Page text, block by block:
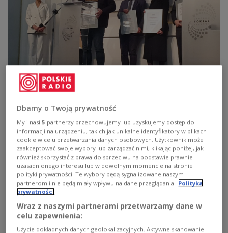
Wojciech Jankowski, podczas odbierania nagrody SDP
Stowarzyszenie Dziennikarzy Polskich ogłosiło,
podczas gali w Domu Dziennikarza w Warszawie,
wyniki 29. konkursu o Nagrody SDP na najlepsze
publikacje prasowe, radiowe, telewizyjne i
internetowe, opublikowane od 1 stycznia 2021 r. do
31 grudnia 2022 r. Tegoroczny Konkurs wyjątkowo
obejmował dwa lata ze względu na pandemię i
wojnę na Ukrainie. Do konkursu nadesłano ponad
300 prac dziennikarskich. Nagrody i wyróżnienia
Dbamy o Twoją prywatność
My i nasi5 partnerzy przechowujemy lub uzyskujemy dostęp do
informacji na urządzeniu, takich jak unikalne identyfikatory w plikach
cookie w celu przetwarzania danych osobowych. Użytkownik może
zaakceptować swoje wybory lub zarządzać nimi, klikając poniżej, jak
również skorzystać z prawa do sprzeciwu na podstawie prawnie
uzasadnionego interesu lub w dowolnym momencie na stronie
polityki prywatności. Te wybory będą sygnalizowane naszym
partnerom i nie będą miały wpływu na dane przeglądania.
Polityka
prywatności
Wraz z naszymi partnerami przetwarzamy dane w
celu zapewnienia:
Użycie dokładnych danych geolokalizacyjnych. Aktywne skanowanie